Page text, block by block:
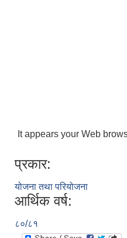
It appears your Web
प्रकार:
योजना तथा परियोजना
आर्थिक वर्ष:
८०/८१